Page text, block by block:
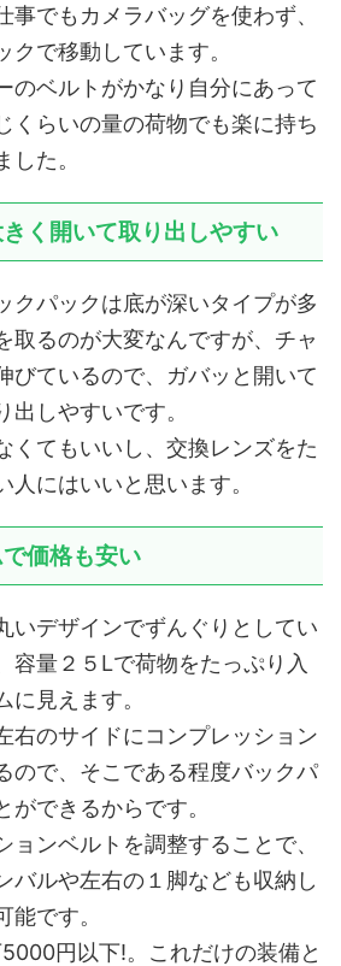
事でもカメラバッグを使わず、
クで移動しています。
のベルトがかなり自分にあって
くらいの量の荷物でも楽に持ち
た。
く開いて取り出しやすい
クパックは底が深いタイプが多
取るのが大変なんですが、チャ
びているので、ガバッと開いて
しやすいです。
くてもいいし、交換レンズをた
人にはいいと思います。
価格も安い
いデザインでずんぐりとしてい
容量２５Lで荷物をたっぷり入
に見えます。
右のサイドにコンプレッション
ので、そこである程度バックパ
ができるからです。
ョンベルトを調整することで、
バルや左右の１脚なども収納し
能です。
円以下!。これだけの装備と